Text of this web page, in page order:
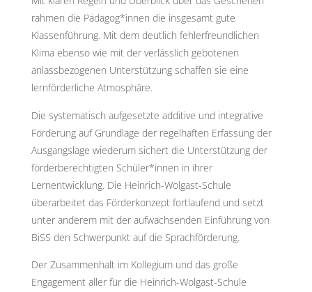
rahmen die Pädagog*innen die insgesamt gute
Klassenführung. Mit dem deutlich fehlerfreundlichen
Klima ebenso wie mit der verlässlich gebotenen
anlassbezogenen Unterstützung schaffen sie eine
lernförderliche Atmosphäre.
Die systematisch aufgesetzte additive und integrative
Förderung auf Grundlage der regelhaften Erfassung der
Ausgangslage wiederum sichert die Unterstützung der
förderberechtigten Schüler*innen in ihrer
Lernentwicklung. Die Heinrich-Wolgast-Schule
überarbeitet das Förderkonzept fortlaufend und setzt
unter anderem mit der aufwachsenden Einführung von
BiSS den Schwerpunkt auf die Sprachförderung.
Der Zusammenhalt im Kollegium und das große
Engagement aller für die Heinrich-Wolgast-Schule